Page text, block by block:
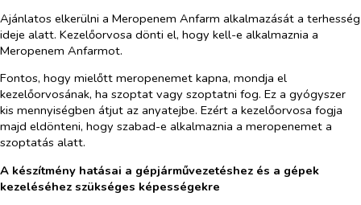
Ajánlatos elkerülni a Meropenem Anfarm alkalmazását a terhesség
ideje alatt. Kezelőorvosa dönti el, hogy kell-e alkalmaznia a
Meropenem Anfarmot.
Fontos, hogy mielőtt meropenemet kapna, mondja el
kezelőorvosának, ha szoptat vagy szoptatni fog. Ez a gyógyszer
kis mennyiségben átjut az anyatejbe. Ezért a kezelőorvosa fogja
majd eldönteni, hogy szabad-e alkalmaznia a meropenemet a
szoptatás alatt.
A készítmény hatásai a gépjárművezetéshez és a gépek
kezeléséhez szükséges képességekre